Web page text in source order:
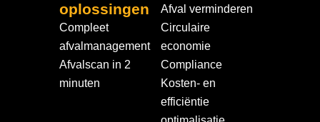
oplossingen
Compleet
afvalmanagement
Afvalscan in 2
minuten
Afval verminderen
Circulaire
economie
Compliance
Kosten- en
efficiëntie